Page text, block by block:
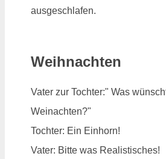
ausgeschlafen.
Weihnachten
Vater zur Tochter:" Was
Weinachten?"
Tochter: Ein Einhorn!
Vater: Bitte was Realistisches!